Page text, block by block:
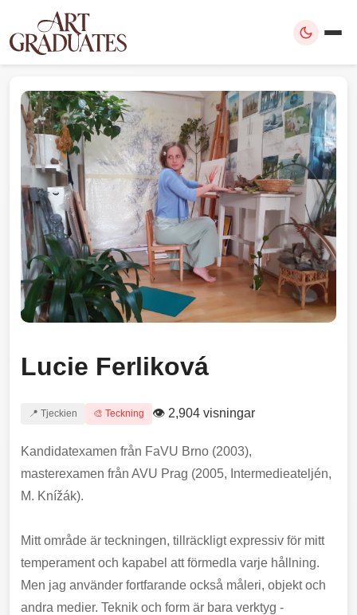
Lucie Ferliková
📍 Tjeckien 🎨 Teckning 👁 2,904 visningar
Kandidatexamen från FaVU Brno (2003),
masterexamen från AVU Prag (2005, Intermedieateljén,
M. Knížák).
Mitt område är teckningen, tillräckligt expressiv för mitt
temperament och kapabel att förmedla varje hållning.
Men jag använder fortfarande också måleri, objekt och
andra medier. Teknik och form är bara verktyg -